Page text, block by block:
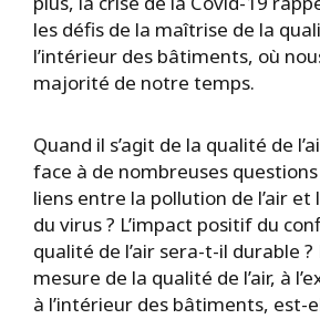
les défis de la maîtrise de la
l’intérieur des bâtiments, où
majorité de notre temps.
Quand il s’agit de la qualité de
face à de nombreuses
liens entre la pollution de l’air
du virus ? L’impact positif du
qualité de l’air sera-t-il durable ?
mesure de la qualité de l’air, à
à l’intérieur des bâtiments, est-